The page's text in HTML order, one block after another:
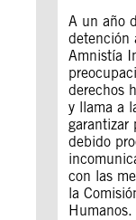
A un año
detención
Amnistía
derechos
y llama a
garantizar
debido
con las
la
Humanos.